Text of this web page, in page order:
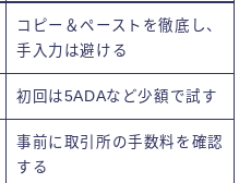
コピー＆ペーストを徹底し、
手入力は避ける
初回は5ADAなど少額で試す
事前に取引所の手数料を確認
する